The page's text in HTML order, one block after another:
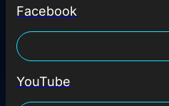
Facebook
YouTube